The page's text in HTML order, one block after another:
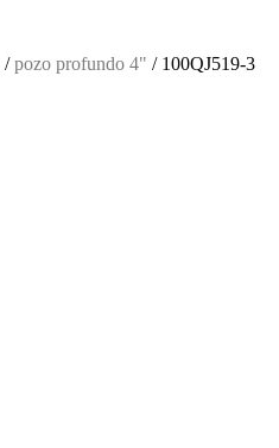
/pozo profundo 4" / 100QJ519-3